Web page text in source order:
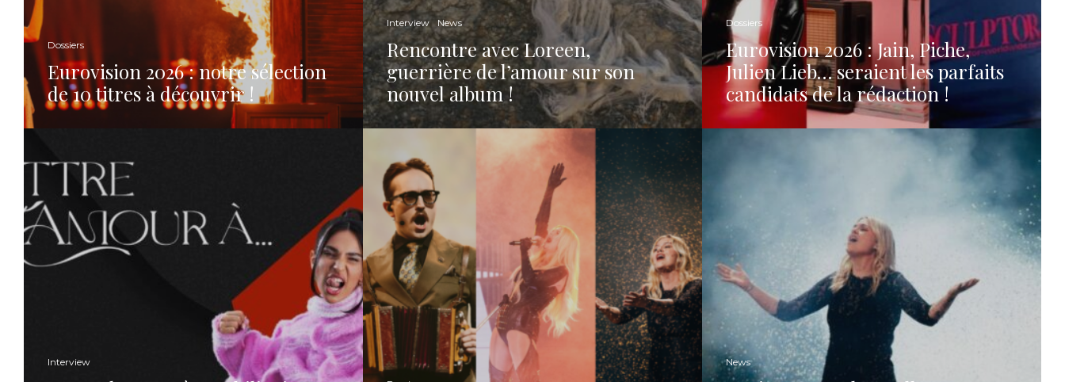
Dossiers
Eurovision 2026 : notre sélection
de 10 titres à découvrir !
Interview News
Rencontre avec Loreen,
guerrière de l’amour sur son
nouvel album !
Dossiers
Eurovision 2026 : Jain, Piche,
Julien Lieb… seraient les parfaits
candidats de la rédaction !
Interview News